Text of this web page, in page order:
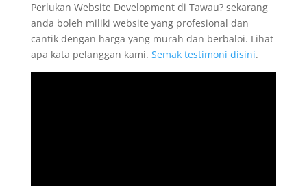
Perlukan Website Development di Tawau? sekarang
anda boleh miliki website yang profesional dan
cantik dengan harga yang murah dan berbaloi. Lihat
apa kata pelanggan kami. Semak testimoni disini.